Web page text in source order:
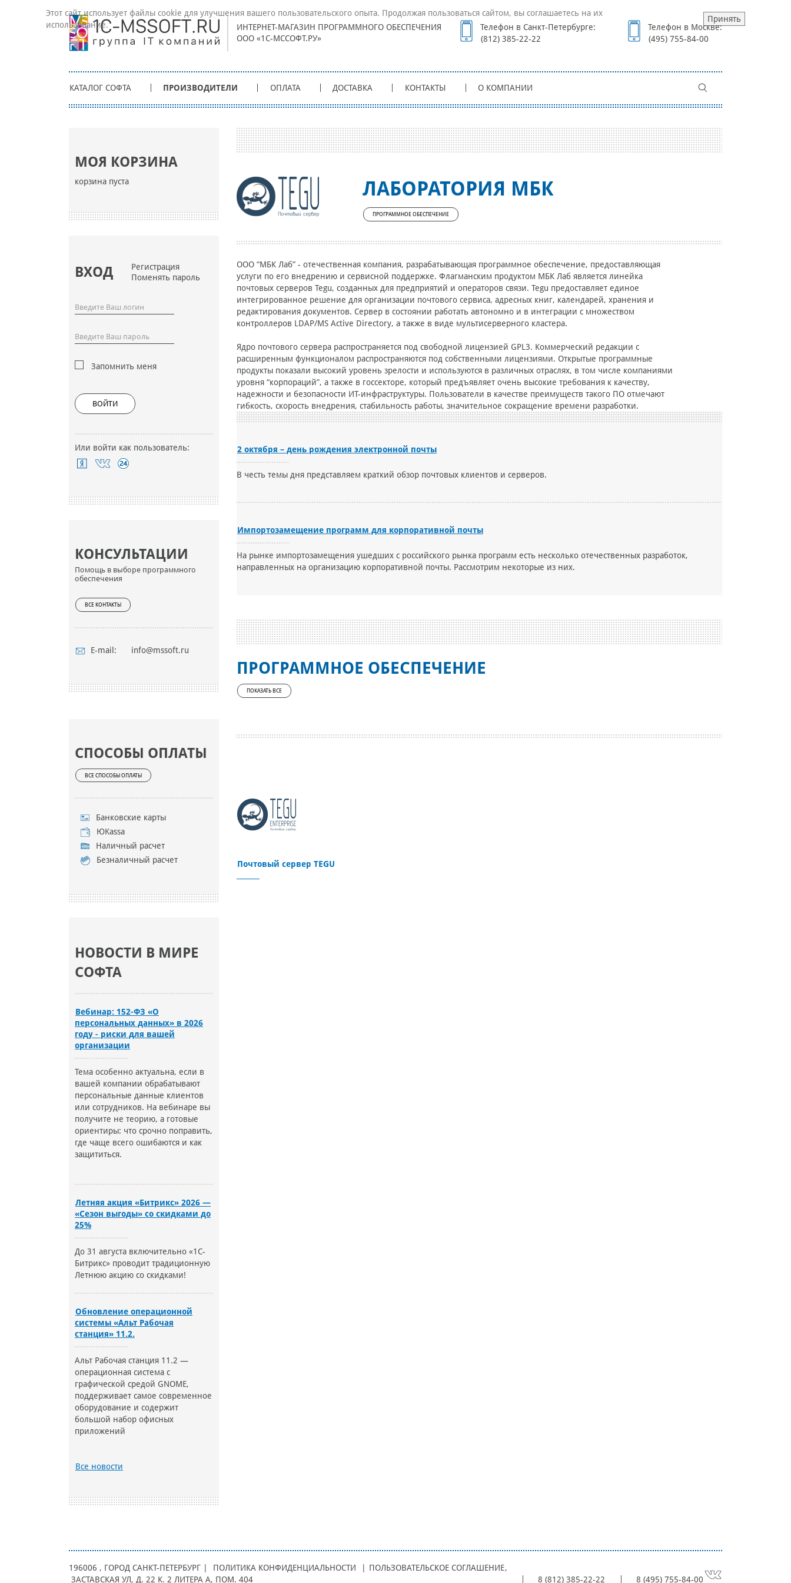
ИНТЕРНЕТ-МАГАЗИН ПРОГРАММНОГО ОБЕСПЕЧЕНИЯ
ООО «1С-МССОФТ.РУ»
Телефон в Санкт-Петербурге:
(812) 385-22-22
Телефон в Москве:
(495) 755-84-00
КАТАЛОГ СОФТА ПРОИЗВОДИТЕЛИ ОПЛАТА ДОСТАВКА КОНТАКТЫ О КОМПАНИИ
МОЯ КОРЗИНА
корзина пуста
ВХОД
Регистрация
Поменять пароль
Запомнить меня
ВОЙТИ
Или войти как пользователь:
КОНСУЛЬТАЦИИ
Помощь в выборе программного
обеспечения
ВСЕ КОНТАКТЫ
E-mail: info@mssoft.ru
СПОСОБЫ ОПЛАТЫ
ВСЕ СПОСОБЫ ОПЛАТЫ
Банковские карты
ЮKassa
Наличный расчет
Безналичный расчет
НОВОСТИ В МИРЕ
СОФТА
Вебинар: 152-ФЗ «О
персональных данных» в 2026
году - риски для вашей
организации
Тема особенно актуальна, если в
вашей компании обрабатывают
персональные данные клиентов
или сотрудников. На вебинаре вы
получите не теорию, а готовые
ориентиры: что срочно поправить,
где чаще всего ошибаются и как
защититься.
Летняя акция «Битрикс» 2026 —
«Сезон выгоды» со скидками до
25%
До 31 августа включительно «1С-
Битрикс» проводит традиционную
Летнюю акцию со скидками!
Обновление операционной
системы «Альт Рабочая
станция» 11.2.
Альт Рабочая станция 11.2 —
операционная система с
графической средой GNOME,
поддерживает самое современное
оборудование и содержит
большой набор офисных
приложений
Все новости
ЛАБОРАТОРИЯ МБК
ПРОГРАММНОЕ ОБЕСПЕЧЕНИЕ
ООО “МБК Лаб” - отечественная компания, разрабатывающая программное обеспечение, предоставляющая
услуги по его внедрению и сервисной поддержке. Флагманским продуктом МБК Лаб является линейка
почтовых серверов Tegu, созданных для предприятий и операторов связи. Tegu предоставляет единое
интегрированное решение для организации почтового сервиса, адресных книг, календарей, хранения и
редактирования документов. Сервер в состоянии работать автономно и в интеграции с множеством
контроллеров LDAP/MS Active Directory, а также в виде мультисерверного кластера.
Ядро почтового сервера распространяется под свободной лицензией GPL3. Коммерческий редакции с
расширенным функционалом распространяются под собственными лицензиями. Открытые программные
продукты показали высокий уровень зрелости и используются в различных отраслях, в том числе компаниями
уровня “корпораций”, а также в госсекторе, который предъявляет очень высокие требования к качеству,
надежности и безопасности ИТ-инфраструктуры. Пользователи в качестве преимуществ такого ПО отмечают
гибкость, скорость внедрения, стабильность работы, значительное сокращение времени разработки.
2 октября – день рождения электронной почты
В честь темы дня представляем краткий обзор почтовых клиентов и серверов.
Импортозамещение программ для корпоративной почты
На рынке импортозамещения ушедших с российского рынка программ есть несколько отечественных разработок,
направленных на организацию корпоративной почты. Рассмотрим некоторые из них.
ПРОГРАММНОЕ ОБЕСПЕЧЕНИЕ
ПОКАЗАТЬ ВСЕ
Почтовый сервер TEGU
196006 , ГОРОД САНКТ-ПЕТЕРБУРГ | ПОЛИТИКА КОНФИДЕНЦИАЛЬНОСТИ ПОЛЬЗОВАТЕЛЬСКОЕ СОГЛАШЕНИЕ,
ЗАСТАВСКАЯ УЛ, Д. 22 К. 2 ЛИТЕРА А, ПОМ. 404
8 (812) 385-22-22 8 (495) 755-84-00
Этот сайт использует файлы cookie для улучшения вашего пользовательского опыта. Продолжая пользоваться сайтом, вы соглашаетесь на их
использование.
Принять